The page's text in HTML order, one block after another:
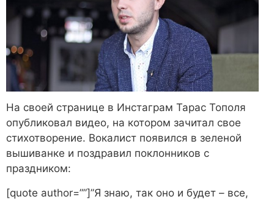
На своей странице в Инстаграм Тарас Тополя
опубликовал видео, на котором зачитал свое
стихотворение. Вокалист появился в зеленой
вышиванке и поздравил поклонников с
праздником:
[quote author=””]”Я знаю, так оно и будет – все,